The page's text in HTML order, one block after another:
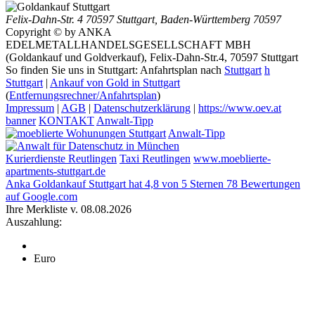
Felix-Dahn-Str. 4 70597 Stuttgart, Baden-Württemberg 70597
Copyright © by ANKA
EDELMETALLHANDELSGESELLSCHAFT MBH
(Goldankauf und Goldverkauf), Felix-Dahn-Str.4, 70597 Stuttgart
So finden Sie uns in Stuttgart: Anfahrtsplan nach Stuttgart h
Stuttgart | Ankauf von Gold in Stuttgart
(Entfernungsrechner/Anfahrtsplan)
Impressum | AGB | Datenschutzerklärung | https://www.oev.at
banner KONTAKT Anwalt-Tipp
Anwalt-Tipp
Kurierdienste Reutlingen Taxi Reutlingen www.moeblierte-
apartments-stuttgart.de
Anka Goldankauf Stuttgart hat 4,8 von 5 Sternen 78 Bewertungen
auf Google.com
Ihre Merkliste v. 08.08.2026
Auszahlung:
Euro